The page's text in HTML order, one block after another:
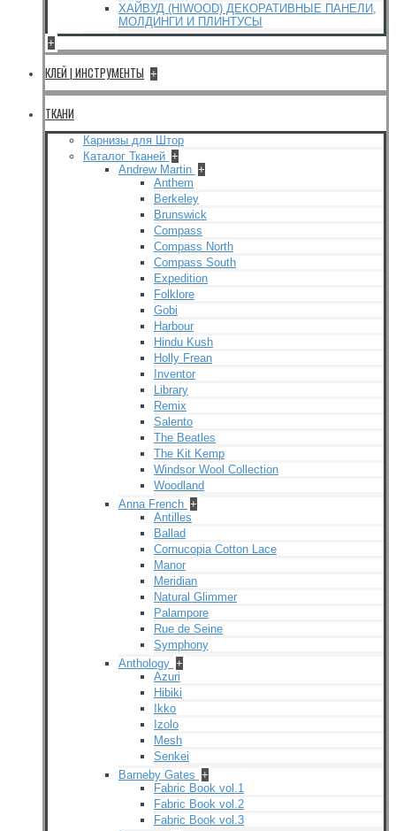
ХАЙВУД (HIWOOD) ДЕКОРАТИВНЫЕ ПАНЕЛИ,
МОЛДИНГИ И ПЛИНТУСЫ
+
КЛЕЙ | ИНСТРУМЕНТЫ +
ТКАНИ
Карнизы для Штор
Каталог Тканей +
Andrew Martin +
Anthem
Berkeley
Brunswick
Compass
Compass North
Compass South
Expedition
Folklore
Gobi
Harbour
Hindu Kush
Holly Frean
Inventor
Library
Remix
Salento
The Beatles
The Kit Kemp
Windsor Wool Collection
Woodland
Anna French +
Antilles
Ballad
Cornucopia Cotton Lace
Manor
Meridian
Natural Glimmer
Palampore
Rue de Seine
Symphony
Anthology +
Azuri
Hibiki
Ikko
Izolo
Mesh
Senkei
Barneby Gates +
Fabric Book vol.1
Fabric Book vol.2
Fabric Book vol.3